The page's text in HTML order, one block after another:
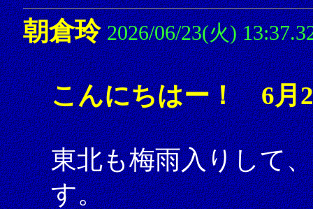
朝倉玲 2026/06/23(火)
こんにちはー！ 6月
東北も梅雨入りして
す。